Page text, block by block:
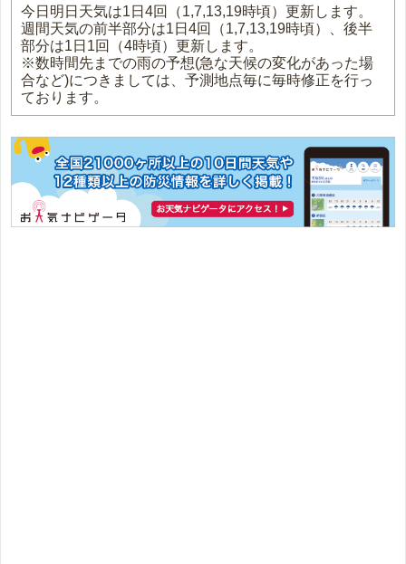
今日明日天気は1日4回（1,7,13,19時頃）更新します。
週間天気の前半部分は1日4回（1,7,13,19時頃）、後半
部分は1日1回（4時頃）更新します。
※数時間先までの雨の予想(急な天候の変化があった場
合など)につきましては、予測地点毎に毎時修正を行っ
ております。